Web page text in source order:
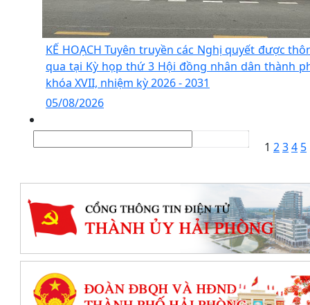
KẾ HOẠCH Tuyên truyền các Nghị quyết được
qua tại Kỳ họp thứ 3 Hội đồng nhân dân thành
khóa XVII, nhiệm kỳ 2026 - 2031
05/08/2026
1 234 5